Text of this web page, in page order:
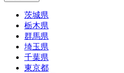
茨城県
栃木県
群馬県
埼玉県
千葉県
東京都